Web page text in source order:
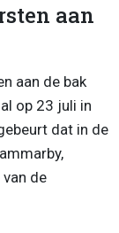
aan
aan de bak
op 23 juli in
dat in de
de